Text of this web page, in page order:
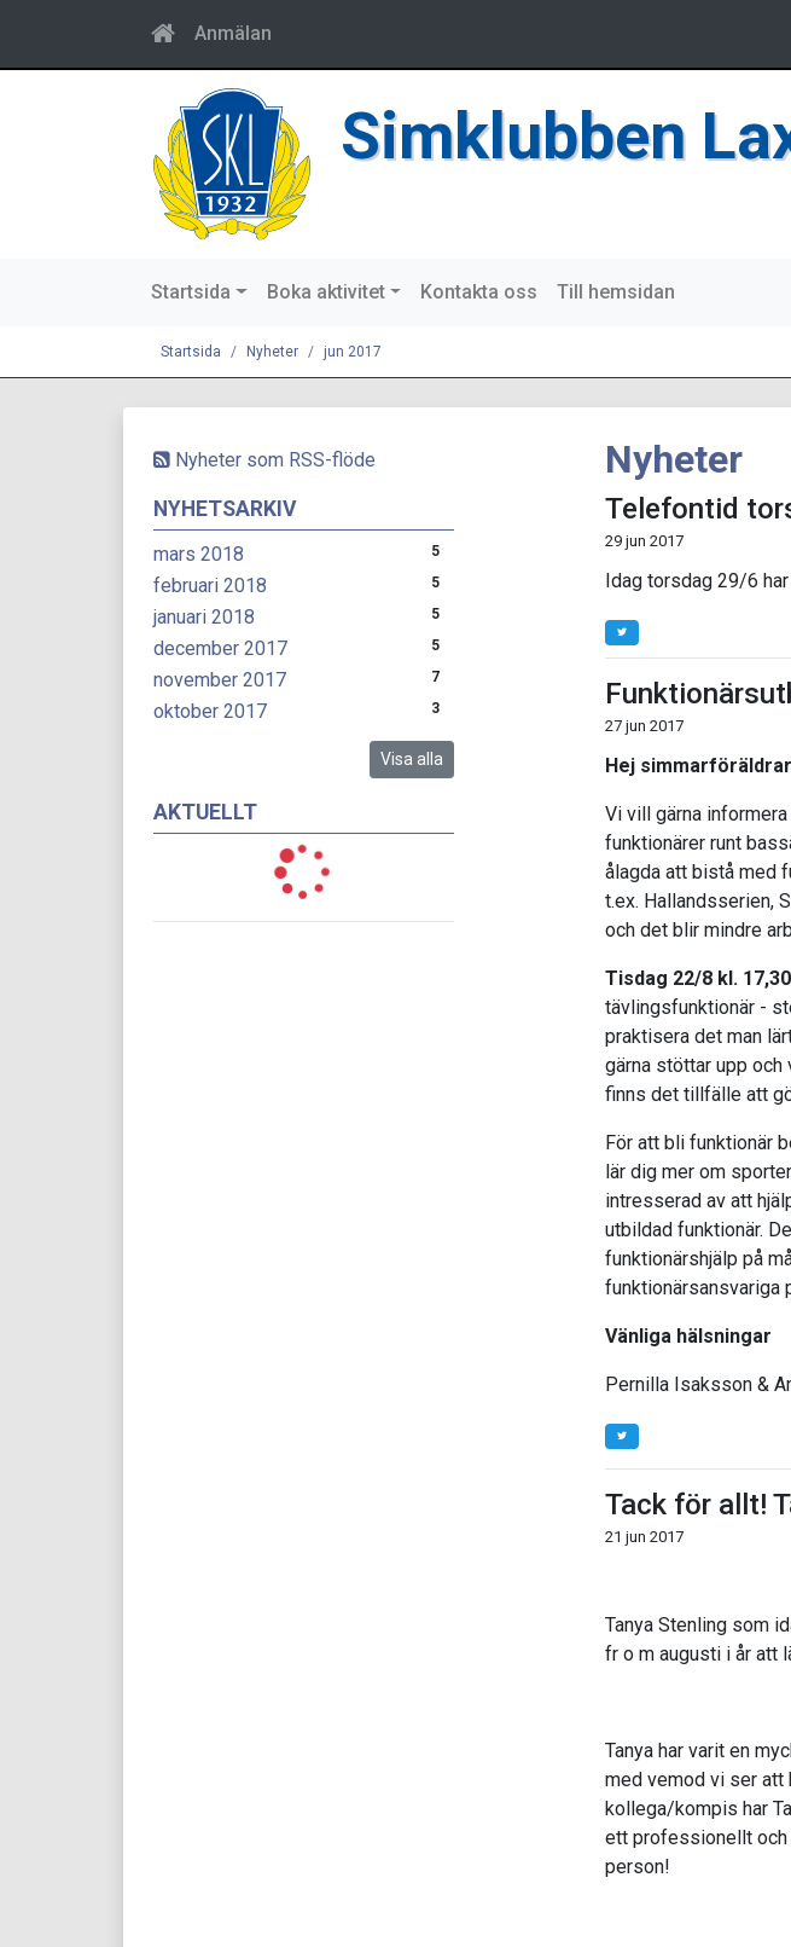
Anmälan
Simklubben
Startsida Boka aktivitet Kontakta oss Till hemsidan
Startsida Nyheter jun 2017
Nyheter som RSS-flöde
NYHETSARKIV
mars 2018 5
februari 2018 5
januari 2018 5
december 2017 5
november 2017 7
oktober 2017 3
Visa alla
AKTUELLT
Nyheter
Telefontid
29 jun 2017
Idag torsdag 29/6
27 jun 2017
Hej
Vi vill gärna
funktionärer runt
ålagda att bistå med
t.ex. Hallandsserien,
och det blir mindre
Tisdag 22/8 kl.
tävlingsfunktionär -
praktisera det man
gärna stöttar upp och
finns det tillfälle att
För att bli funktionär
lär dig mer om
intresserad av att
utbildad funktionär.
funktionärshjälp på
funktionärsansvariga
Vänliga hälsningar
Pernilla Isaksson &
Tack för allt!
21 jun 2017
Tanya Stenling som
fr o m augusti i år att
Tanya har varit en
med vemod vi ser att
kollega/kompis har
ett professionellt och
person!